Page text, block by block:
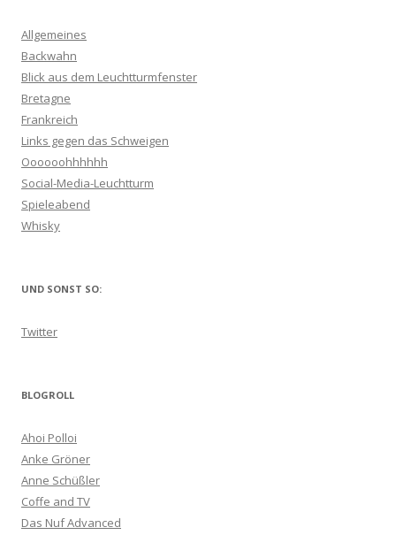
Allgemeines
Backwahn
Blick aus dem Leuchtturmfenster
Bretagne
Frankreich
Links gegen das Schweigen
Oooooohhhhhh
Social-Media-Leuchtturm
Spieleabend
Whisky
UND SONST SO:
Twitter
BLOGROLL
Ahoi Polloi
Anke Gröner
Anne Schüßler
Coffe and TV
Das Nuf Advanced